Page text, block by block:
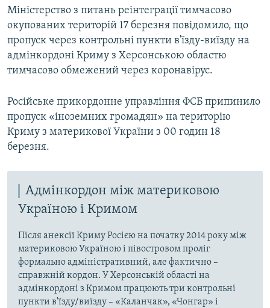
Міністерство з питань реінтеграції тимчасово
окупованих територій 17 березня повідомило, що
пропуск через контрольні пункти в'їзду-виїзду на
адмінкордоні Криму з Херсонською областю
тимчасово обмежений через коронавірус.
Російське прикордонне управління ФСБ припинило
пропуск «іноземних громадян» на територію
Криму з материкової України з 00 годин 18
березня.
Адмінкордон між материковою
Україною і Кримом
Після анексії Криму Росією на початку 2014 року між
материковою Україною і півостровом проліг
формально адміністративний, але фактично –
справжній кордон. У Херсонській області на
адмінкордоні з Кримом працюють три контрольні
пункти в'їзду/виїзду – «Каланчак», «Чонгар» і